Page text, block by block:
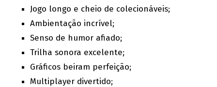
Jogo longo e cheio de colecionáveis;
Ambientação incrível;
Senso de humor afiado;
Trilha sonora excelente;
Gráficos beiram perfeição;
Multiplayer divertido;